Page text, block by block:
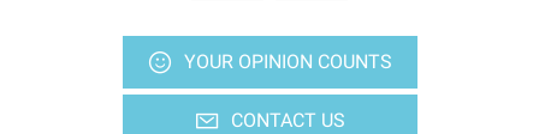
YOUR OPINION COUNTS
CONTACT US